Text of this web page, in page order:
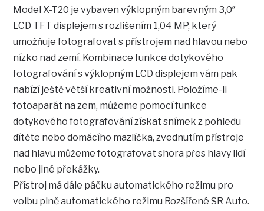
Model X-T20 je vybaven výklopným barevným 3,0″
LCD TFT displejem s rozlišením 1,04 MP, který
umožňuje fotografovat s přístrojem nad hlavou nebo
nízko nad zemí. Kombinace funkce dotykového
fotografování s výklopným LCD displejem vám pak
nabízí ještě větší kreativní možnosti. Položíme-li
fotoaparát na zem, můžeme pomocí funkce
dotykového fotografování získat snímek z pohledu
dítěte nebo domácího mazlíčka, zvednutím přístroje
nad hlavu můžeme fotografovat shora přes hlavy lidí
nebo jiné překážky.
Přístroj má dále páčku automatického režimu pro
volbu plně automatického režimu Rozšířené SR Auto.